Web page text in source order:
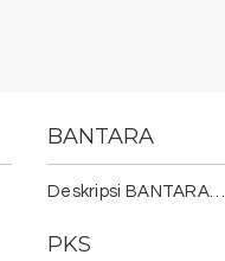
BANTARA
Deskripsi BANTARA…
PKS